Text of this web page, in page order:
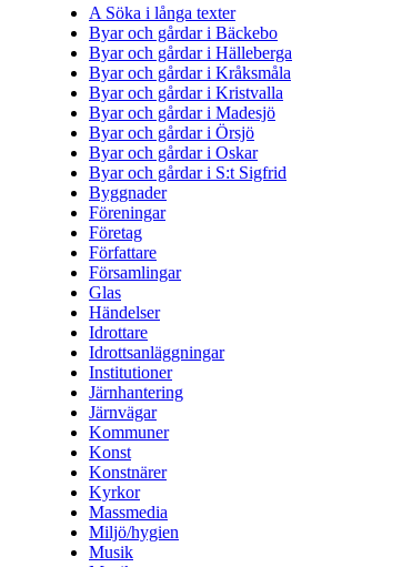
A Söka i långa texter
Byar och gårdar i Bäckebo
Byar och gårdar i Hälleberga
Byar och gårdar i Kråksmåla
Byar och gårdar i Kristvalla
Byar och gårdar i Madesjö
Byar och gårdar i Örsjö
Byar och gårdar i Oskar
Byar och gårdar i S:t Sigfrid
Byggnader
Föreningar
Företag
Författare
Församlingar
Glas
Händelser
Idrottare
Idrottsanläggningar
Institutioner
Järnhantering
Järnvägar
Kommuner
Konst
Konstnärer
Kyrkor
Massmedia
Miljö/hygien
Musik